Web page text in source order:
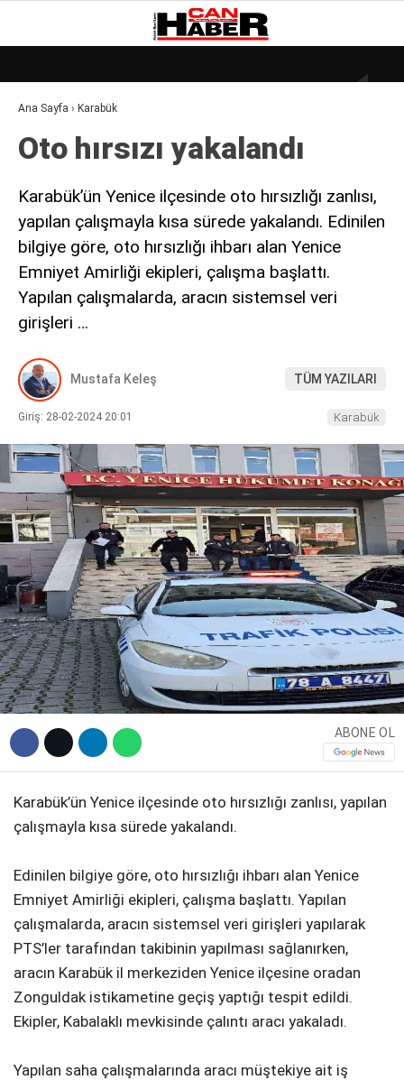
WhatsApp İhbar Hattı
Facebook
Youtube
18.9°
GALERİ
DÜNYA
GÜNDEM
KÜLÜR – SANAT
MAGAZIN
SAĞLIK
POLITIKA
ASAYIŞ
Ana Sayfa › Karabük
Oto hırsızı yakalandı
Karabük’ün Yenice ilçesinde oto hırsızlığı zanlısı,
yapılan çalışmayla kısa sürede yakalandı. Edinilen
bilgiye göre, oto hırsızlığı ihbarı alan Yenice
Emniyet Amirliği ekipleri, çalışma başlattı.
Yapılan çalışmalarda, aracın sistemsel veri
girişleri …
Mustafa Keleş TÜM YAZILARI
Giriş: 28-02-2024 20:01 Karabük
ABONE OL
Karabük’ün Yenice ilçesinde oto hırsızlığı zanlısı, yapılan
çalışmayla kısa sürede yakalandı.
Edinilen bilgiye göre, oto hırsızlığı ihbarı alan Yenice
Emniyet Amirliği ekipleri, çalışma başlattı. Yapılan
çalışmalarda, aracın sistemsel veri girişleri yapılarak
PTS’ler tarafından takibinin yapılması sağlanırken,
aracın Karabük il merkeziden Yenice ilçesine oradan
Zonguldak istikametine geçiş yaptığı tespit edildi.
Ekipler, Kabalaklı mevkisinde çalıntı aracı yakaladı.
Yapılan saha çalışmalarında aracı müştekiye ait iş